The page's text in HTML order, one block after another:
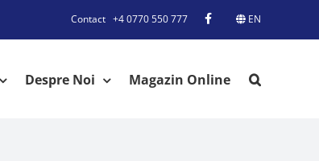
Contact +4 0770 550 777 EN
Despre Noi Magazin Online